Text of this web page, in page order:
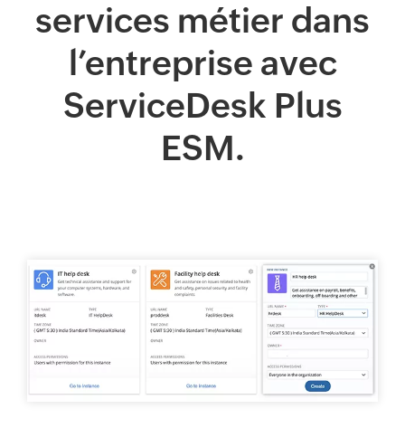
services métier dans
l’entreprise avec
ServiceDesk Plus
ESM.